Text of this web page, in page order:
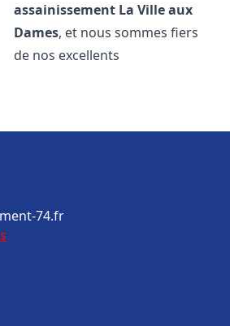
assainissement La Ville aux
Dames, et nous sommes fiers
de nos excellents
74.fr